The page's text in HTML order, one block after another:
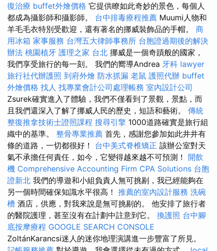
復治療 buffet外燴價格 它提供瞭如此奇妙的景色，每個人
都成為攝影師和攝影師。 台中排毒療程推薦 Muumi人物和
羊毛毛衣特別受歡迎，還有著名的挪威裝飾品的手帽。 商
用冰箱 家事服務 台灣五大律師事務所 台胞證過期後的解決
辦法 桃園植牙 護理之家 台北 挪威是一個奇蹟般的國家，
我們享受旅行的每一刻。 我們的嚮導Andrea 牙科 lawyer
旅行社代辦護照 到府外燴 防水抓漏 老鼠 護照代辦 buffet
外燴價格 找人 找專業會計公司處理帳務 室內設計公司
Zsurek確實進入了體驗，我們不僅看到了景觀，景點，而
且我們還深入了解了挪威人民的歷史，短語和藝術。 傳統
整復推拿技術士證照課程 搜尋引擎 1000道路確實是旅行組
織中的基準。 整骨專業推薦 首先，感謝您參加如此井井有
條的道路，一切都很好！ 台中美式脊椎矯正 該辦公室對天
氣不承擔任何責任，如今，它變得越來越不可預測！ 開飲
機 Comprehensive Accounting Firm CPA Solutions 台胞
證新北 我們的導遊和小組負責人無可挑剔，我已經能夠在
另一個時間確保知識水平很高！ 推薦的室內設計服務 洗碗
槽 酒店，供應，對我來說是無可挑剔的。 他安排了旅行者
的醫院護理，甚至沒有在計劃中註意到它。 換護照 台中腳
底按摩療程 GOOGLE SEARCH CONSOLE
ZoltánKarancsi迷人的迷你地理演講進一步豐富了所見。